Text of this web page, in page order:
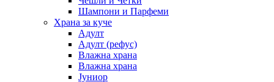
Шампони и Парфеми
Храна за куче
Адулт
Адулт (рефус)
Влажна храна
Влажна храна
Јуниор